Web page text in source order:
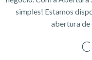
simples! Estamos
abertura de